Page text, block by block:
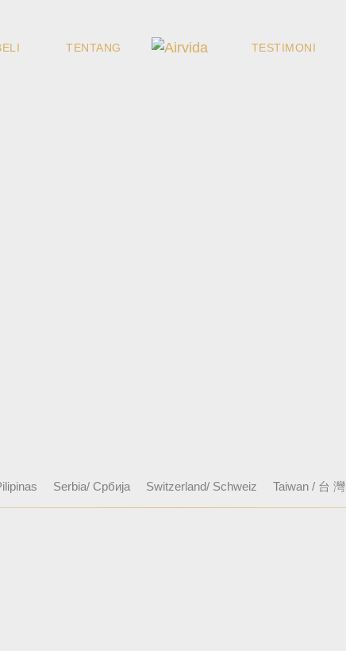
TENTANG TESTIMONI
Serbia/ Србија Switzerland/ Schweiz Taiwan / 台 灣